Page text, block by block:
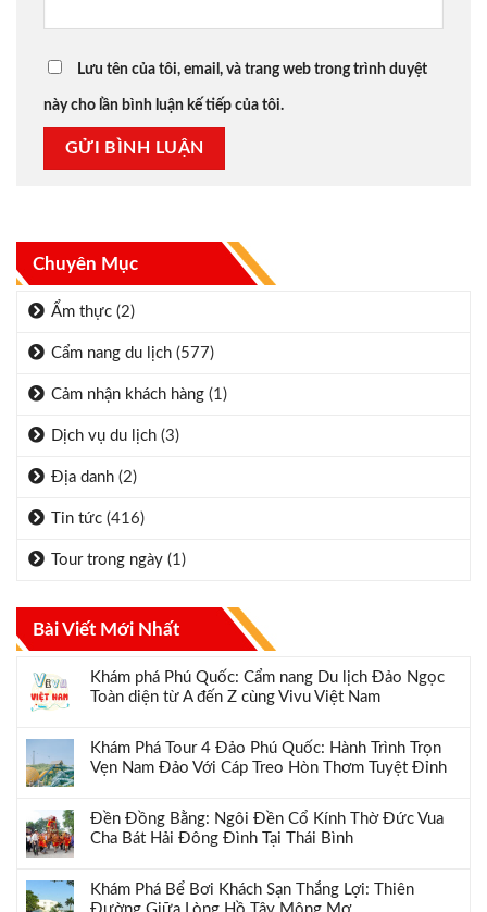
Chuyên Mục
Ẩm thực (2)
Cẩm nang du lịch (577)
Cảm nhận khách hàng (1)
Dịch vụ du lịch (3)
Địa danh (2)
Tin tức (416)
Tour trong ngày (1)
Bài Viết Mới Nhất
Khám phá Phú Quốc: Cẩm nang Du lịch Đảo Ngọc
Toàn diện từ A đến Z cùng Vivu Việt Nam
Khám Phá Tour 4 Đảo Phú Quốc: Hành Trình Trọn
Vẹn Nam Đảo Với Cáp Treo Hòn Thơm Tuyệt Đỉnh
Đền Đồng Bằng: Ngôi Đền Cổ Kính Thờ Đức Vua
Cha Bát Hải Đông Đình Tại Thái Bình
Khám Phá Bể Bơi Khách Sạn Thắng Lợi: Thiên
Lưu tên của tôi, email, và trang web trong trình duyệt
này cho lần bình luận kế tiếp của tôi.